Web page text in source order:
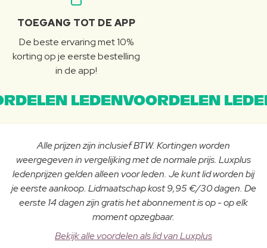
TOEGANG TOT DE APP
De beste ervaring met 10%
korting op je eerste bestelling
in de app!
LEDENVOORDELEN
Alle prijzen zijn inclusief BTW. Kortingen worden
weergegeven in vergelijking met de normale prijs. Luxplus
ledenprijzen gelden alleen voor leden. Je kunt lid worden bij
je eerste aankoop. Lidmaatschap kost 9,95 €/30 dagen. De
eerste 14 dagen zijn gratis het abonnement is op - op elk
moment opzegbaar.
Bekijk alle voordelen als lid van Luxplus